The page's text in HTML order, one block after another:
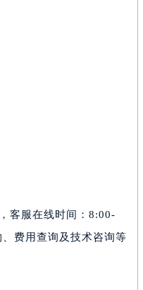
室（需提前预约）
客服在线时间：8:00-
费用查询及技术咨询等